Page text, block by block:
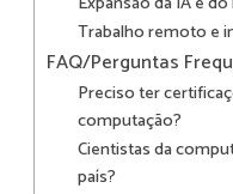
Trabalho remoto e
FAQ/Perguntas
Preciso ter
computação?
Cientistas da
país?